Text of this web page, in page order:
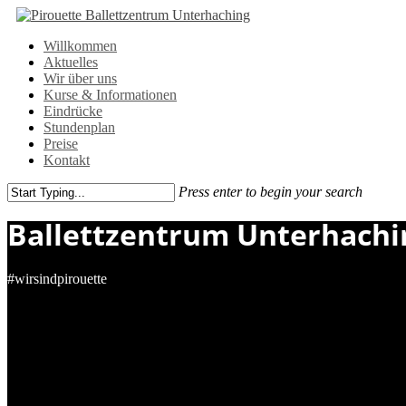
Skip
main
content
Menu
Willkommen
Aktuelles
Wir über uns
Kurse & Informationen
Eindrücke
Stundenplan
Preise
Kontakt
Press enter to begin your search
Search
Ballettzentrum
#wirsindpirouette